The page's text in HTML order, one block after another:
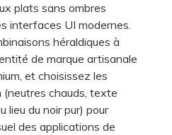
plats sans ombres
interfaces UI modernes.
héraldiques à
de marque artisanale
et choisissez les
chauds, texte
lieu du noir pur) pour
des applications de